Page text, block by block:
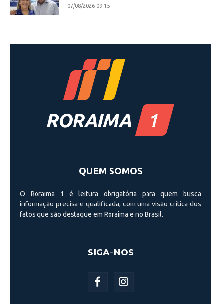
07/08/2026 09:15
QUEM SOMOS
O Roraima 1 é leitura obrigatória para quem busca
informação precisa e qualificada, com uma visão crí­tica dos
fatos que são destaque em Roraima e no Brasil.
SIGA-NOS